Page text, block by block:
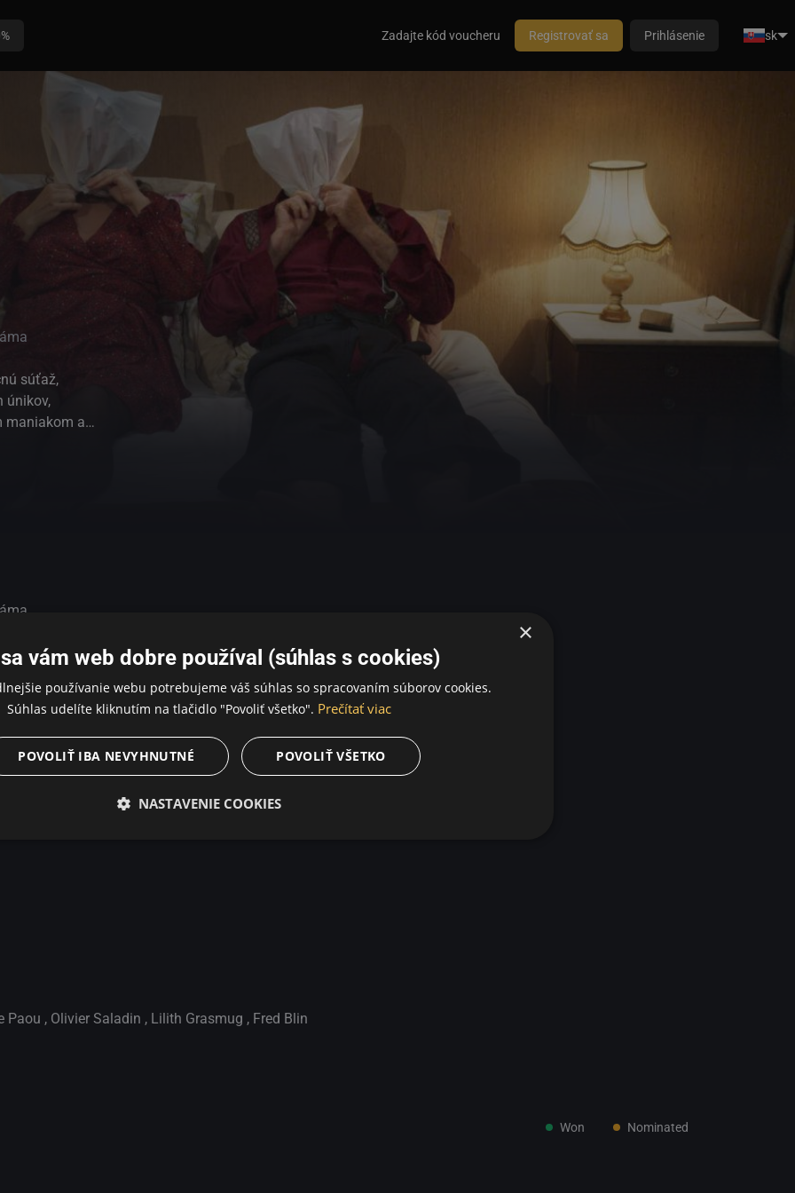
Zadajte kód voucheru Registrovať sa Prihlásenie sk
súťaž,
únikov,
maniakom a
sme
Film Krvavé
na
súťaž, minister hospodárstva je podozrivý z daňových únikov, dospievajúce
právnik sa usiluje vyšplhať na spoločenskom rebríčku. Ako sa dá
Výbušný koktail postáv rozohráva Jean-Christophe Meurisse vo
pomaranče, uvedený v rámci polnočného premietania na filmovom festivale v
spoločnosti.
Paou , Olivier Saladin , Lilith Grasmug , Fred Blin
Won Nominated
×
vám web dobre používal (súhlas s cookies)
používanie webu potrebujeme váš súhlas so spracovaním súborov cookies.
Súhlas udelíte kliknutím na tlačidlo "Povoliť všetko". Prečítať viac
POVOLIŤ VŠETKO
POVOLIŤ IBA NEVYHNUTNÉ
NASTAVENIE COOKIES